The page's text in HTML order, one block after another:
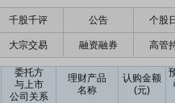
千股千评 公告 个股
大宗交易 融资融券 高管
委托方
与上市
公司关系
理财产品
名称
认购金额
(元)